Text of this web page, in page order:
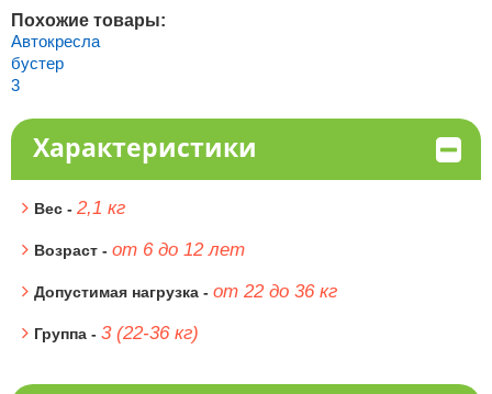
Похожие товары:
Автокресла
бустер
3
Характеристики
Вес - 2,1 кг
Возраст - от 6 до 12 лет
Допустимая нагрузка - от 22 до 36 кг
Группа - 3 (22-36 кг)